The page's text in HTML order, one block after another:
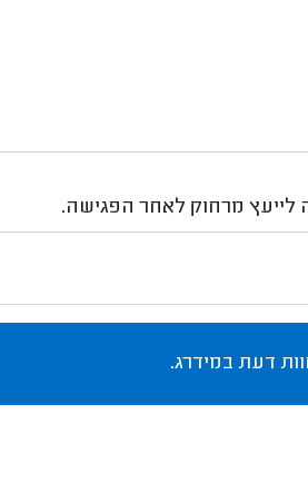
לייעץ מרחוק לאחר הפגישה.
דעת במידרג.